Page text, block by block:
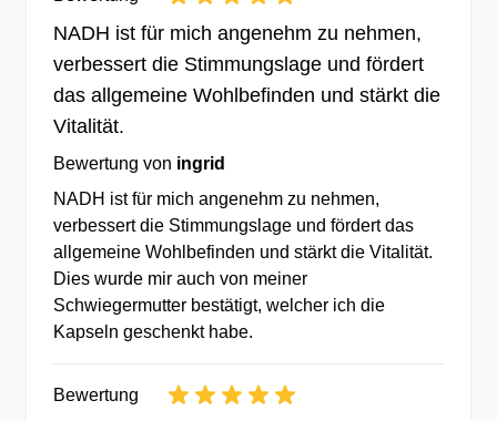
Köpfchen.
✔Günstige Preise & Eigenmarken
durch weltweiten Einkauf
lieber erst einmal.
Über 20 Jahre Erfahrung bei
Vitaminen &
Optimierung von Produkten &
NADH ist für mich angenehm zu nehmen,
verbessert die Stimmungslage und fördert
das allgemeine Wohlbefinden und stärkt die
Vitalität.
Bewertung von ingrid
NADH ist für mich angenehm zu nehmen,
verbessert die Stimmungslage und fördert das
allgemeine Wohlbefinden und stärkt die Vitalität.
Dies wurde mir auch von meiner
Schwiegermutter bestätigt, welcher ich die
Kapseln geschenkt habe.
Bewertung